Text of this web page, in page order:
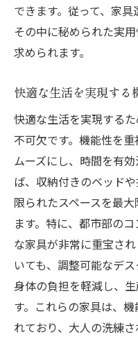
できます。従って、家具
その中に秘められた実
求められます。
快適な生活を実現する
快適な生活を実現する
不可欠です。機能性を
ムーズにし、時間を有
ば、収納付きのベッド
限られたスペースを最
ます。特に、都市部の
な家具が非常に重宝さ
いても、調整可能なデ
身体の負担を軽減し、
す。これらの家具は、
れており、大人の洗練